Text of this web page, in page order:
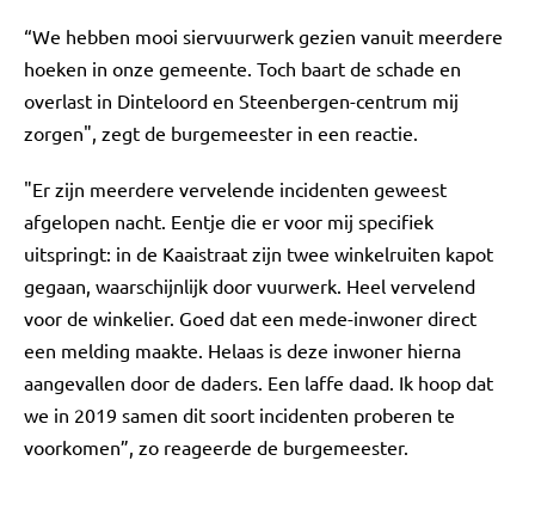
“We hebben mooi siervuurwerk gezien vanuit meerdere
hoeken in onze gemeente. Toch baart de schade en
overlast in Dinteloord en Steenbergen-centrum mij
zorgen", zegt de burgemeester in een reactie.
"Er zijn meerdere vervelende incidenten geweest
afgelopen nacht. Eentje die er voor mij specifiek
uitspringt: in de Kaaistraat zijn twee winkelruiten kapot
gegaan, waarschijnlijk door vuurwerk. Heel vervelend
voor de winkelier. Goed dat een mede-inwoner direct
een melding maakte. Helaas is deze inwoner hierna
aangevallen door de daders. Een laffe daad. Ik hoop dat
we in 2019 samen dit soort incidenten proberen te
voorkomen”, zo reageerde de burgemeester.